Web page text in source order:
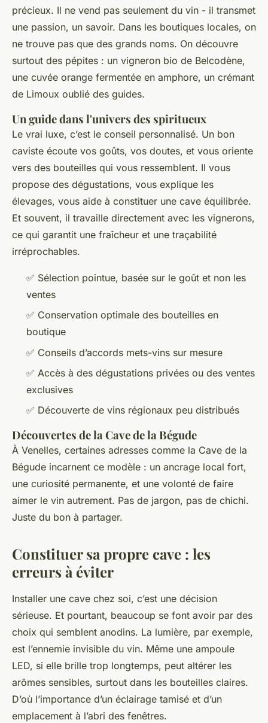
précieux. Il ne vend pas seulement du vin - il transmet
une passion, un savoir. Dans les boutiques locales, on
ne trouve pas que des grands noms. On découvre
surtout des pépites : un vigneron bio de Belcodène,
une cuvée orange fermentée en amphore, un crémant
de Limoux oublié des guides.
Un guide dans l'univers des spiritueux
Le vrai luxe, c’est le conseil personnalisé. Un bon
caviste écoute vos goûts, vos doutes, et vous oriente
vers des bouteilles qui vous ressemblent. Il vous
propose des dégustations, vous explique les
élevages, vous aide à constituer une cave équilibrée.
Et souvent, il travaille directement avec les vignerons,
ce qui garantit une fraîcheur et une traçabilité
irréprochables.
✅ Sélection pointue, basée sur le goût et non les
ventes
✅ Conservation optimale des bouteilles en
boutique
✅ Conseils d’accords mets-vins sur mesure
✅ Accès à des dégustations privées ou des ventes
exclusives
✅ Découverte de vins régionaux peu distribués
Découvertes de la Cave de la Bégude
À Venelles, certaines adresses comme la Cave de la
Bégude incarnent ce modèle : un ancrage local fort,
une curiosité permanente, et une volonté de faire
aimer le vin autrement. Pas de jargon, pas de chichi.
Juste du bon à partager.
Constituer sa propre cave : les
erreurs à éviter
Installer une cave chez soi, c’est une décision
sérieuse. Et pourtant, beaucoup se font avoir par des
choix qui semblent anodins. La lumière, par exemple,
est l’ennemie invisible du vin. Même une ampoule
LED, si elle brille trop longtemps, peut altérer les
arômes sensibles, surtout dans les bouteilles claires.
D’où l’importance d’un éclairage tamisé et d’un
emplacement à l’abri des fenêtres.